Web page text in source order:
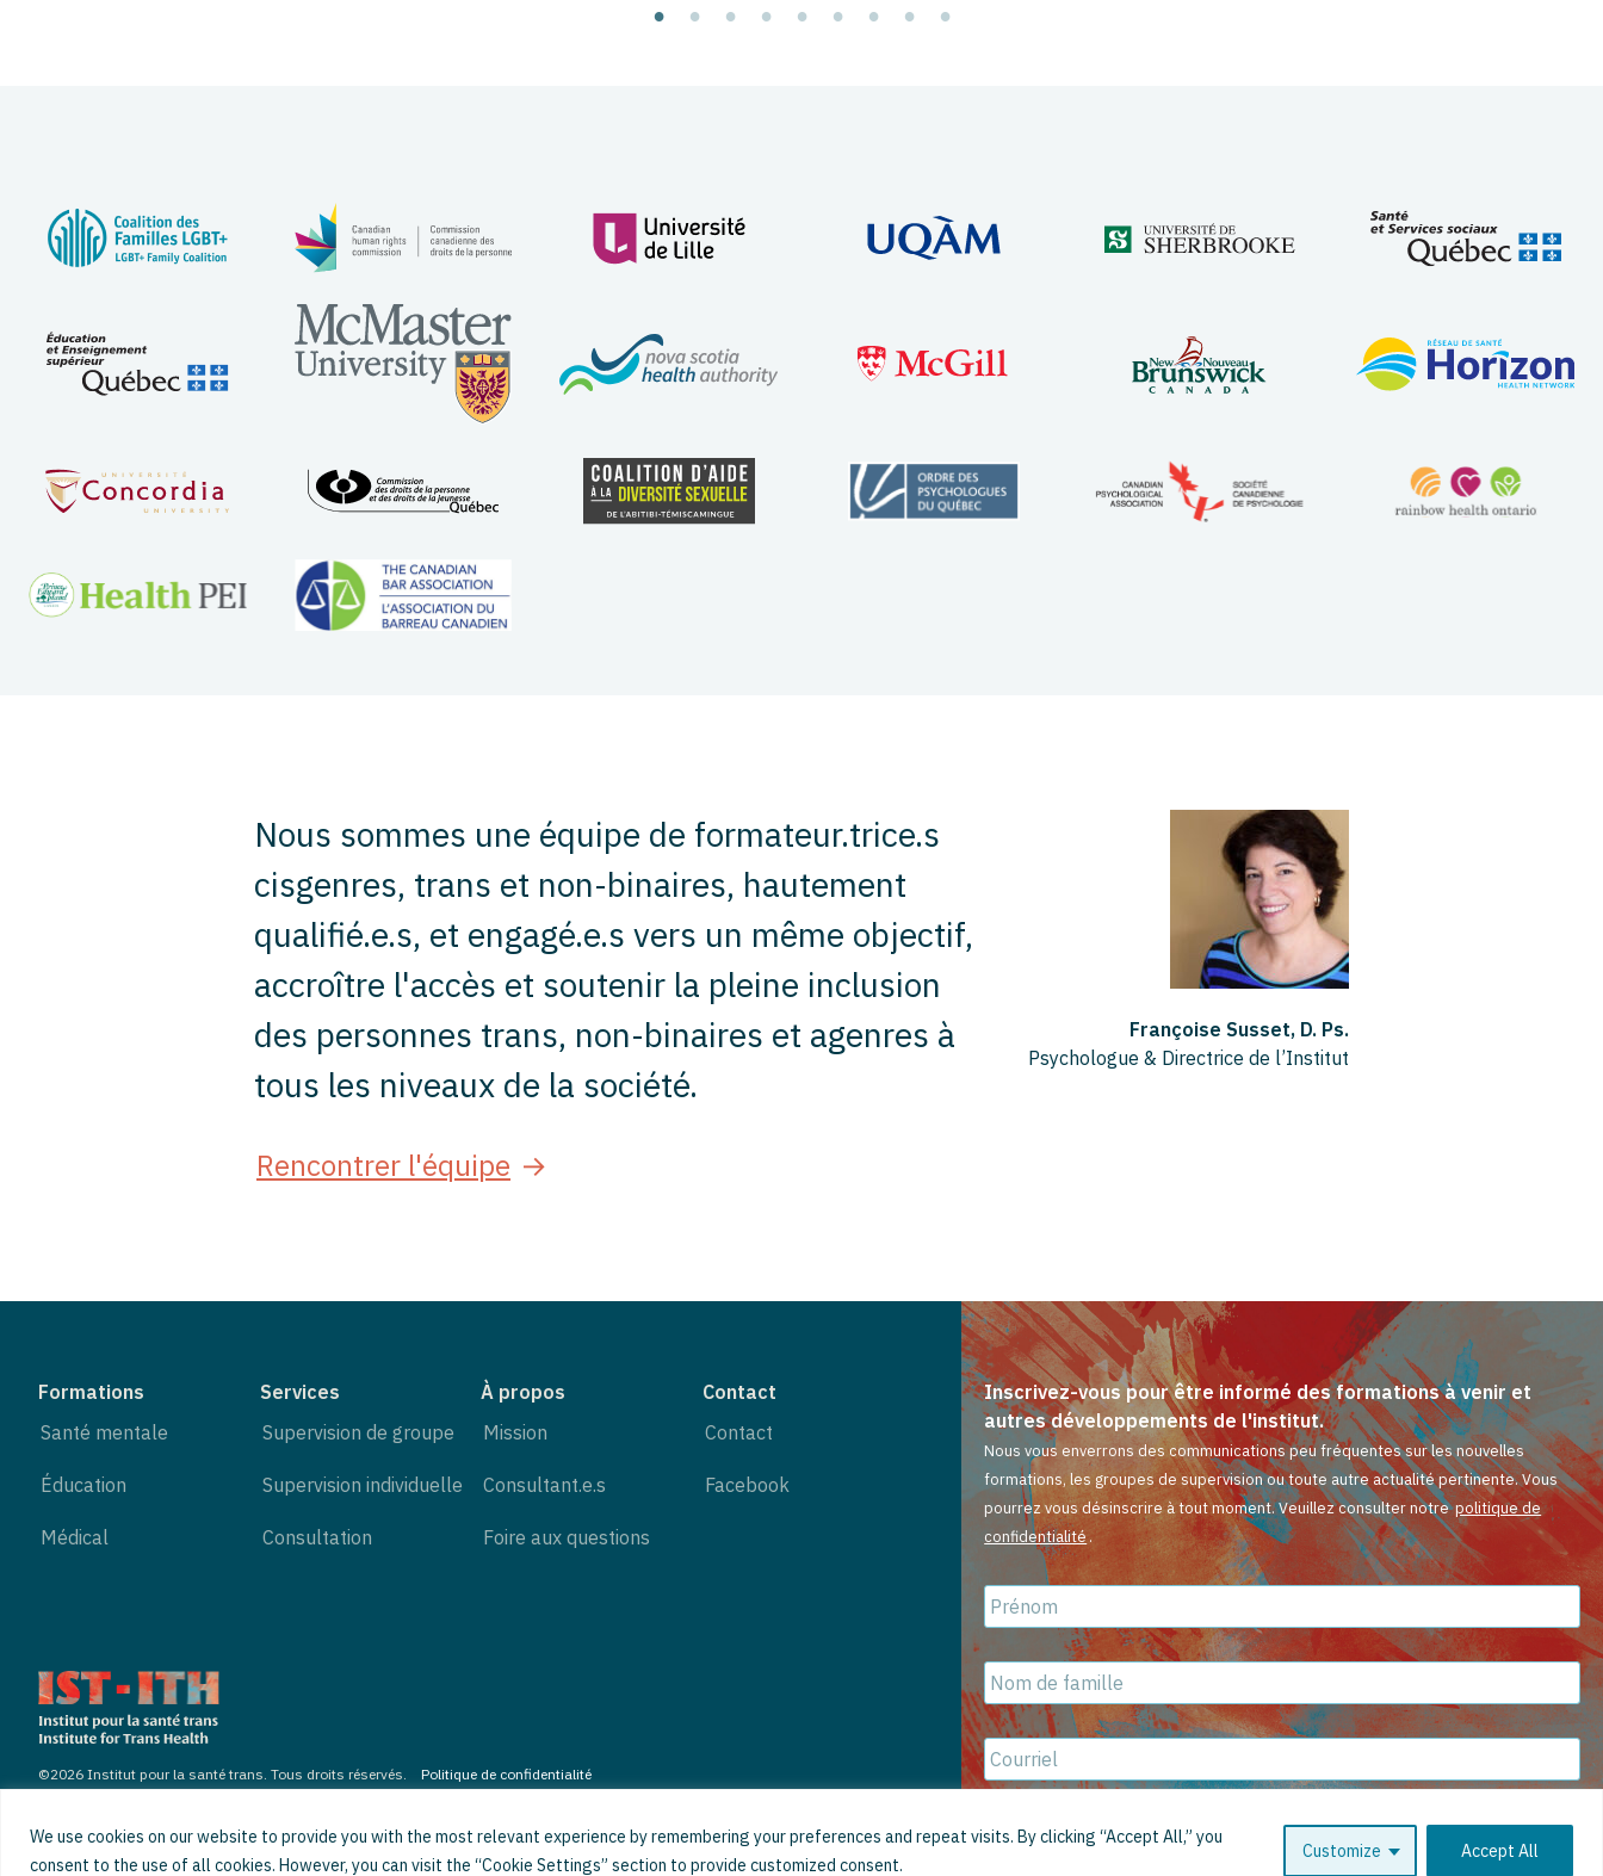
We use cookies on our website to provide you with the most relevant experience by remembering your preferences and repeat visits. By clicking “Accept All,” you
consent to the use of all cookies. However, you can visit the “Cookie Settings” section to provide customized consent.
Customize Accept All
Nous sommes une équipe de formateur.trice.s
cisgenres, trans et non-binaires, hautement
qualifié.e.s, et engagé.e.s vers un même objectif,
accroître l'accès et soutenir la pleine inclusion
des personnes trans, non-binaires et agenres à
tous les niveaux de la société.
Rencontrer l'équipe
Françoise Susset, D. Ps.
Psychologue & Directrice de l’Institut
Formations
Santé mentale
Éducation
Médical
Services
Supervision de groupe
Supervision individuelle
Consultation
À propos
Mission
Consultant.e.s
Foire aux questions
Contact
Contact
Facebook
©2026 Institut pour la santé trans. Tous droits réservés. Politique de confidentialité
Inscrivez-vous pour être informé des formations à venir et
autres développements de l'institut.
Nous vous enverrons des communications peu fréquentes sur les nouvelles
formations, les groupes de supervision ou toute autre actualité pertinente. Vous
pourrez vous désinscrire à tout moment. Veuillez consulter notrepolitique de
confidentialité .
Prénom *
Nom
de
famille *
Courriel *